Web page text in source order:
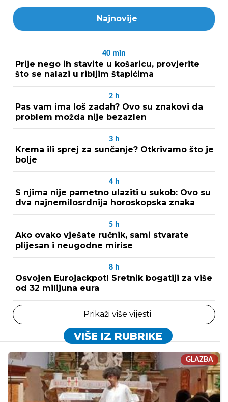
Najnovije
40 min
Prije nego ih stavite u košaricu, provjerite
što se nalazi u ribljim štapićima
2 h
Pas vam ima loš zadah? Ovo su znakovi da
problem možda nije bezazlen
3 h
Krema ili sprej za sunčanje? Otkrivamo što je
bolje
4 h
S njima nije pametno ulaziti u sukob: Ovo su
dva najnemilosrdnija horoskopska znaka
5 h
Ako ovako vješate ručnik, sami stvarate
plijesan i neugodne mirise
8 h
Osvojen Eurojackpot! Sretnik bogatiji za više
od 32 milijuna eura
Prikaži više vijesti
VIŠE IZ RUBRIKE
GLAZBA